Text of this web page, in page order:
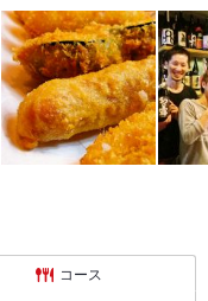
コース